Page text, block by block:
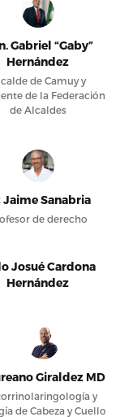
Gabriel “Gaby”
Hernández
de Camuy y
de la Federación
de Alcaldes
Jaime Sanabria
de derecho
Josué Cardona
Hernández
Giraldez MD
y
de Cabeza y Cuello